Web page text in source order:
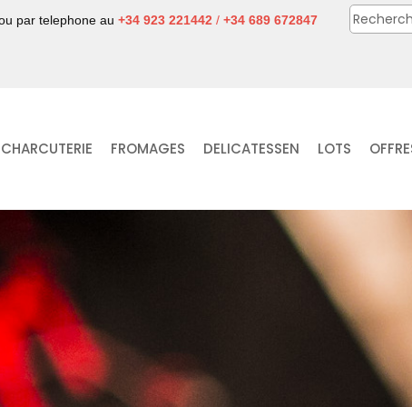
par telephone au +34 923 221442 / +34 689 672847
CHARCUTERIE FROMAGES DELICATESSEN LOTS